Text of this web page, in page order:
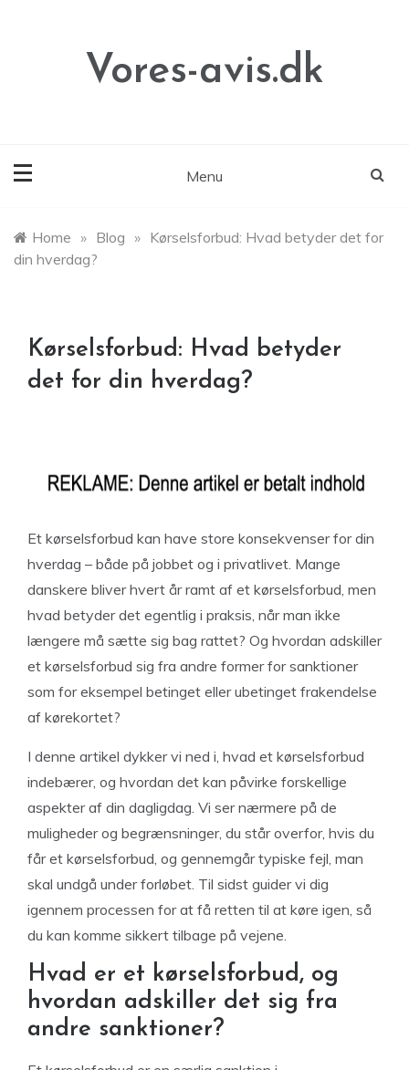
Vores-avis.dk
Menu
Home » Blog » Kørselsforbud: Hvad betyder det for
din hverdag?
Kørselsforbud: Hvad betyder
det for din hverdag?
Et kørselsforbud kan have store konsekvenser for din
hverdag – både på jobbet og i privatlivet. Mange
danskere bliver hvert år ramt af et kørselsforbud, men
hvad betyder det egentlig i praksis, når man ikke
længere må sætte sig bag rattet? Og hvordan adskiller
et kørselsforbud sig fra andre former for sanktioner
som for eksempel betinget eller ubetinget frakendelse
af kørekortet?
I denne artikel dykker vi ned i, hvad et kørselsforbud
indebærer, og hvordan det kan påvirke forskellige
aspekter af din dagligdag. Vi ser nærmere på de
muligheder og begrænsninger, du står overfor, hvis du
får et kørselsforbud, og gennemgår typiske fejl, man
skal undgå under forløbet. Til sidst guider vi dig
igennem processen for at få retten til at køre igen, så
du kan komme sikkert tilbage på vejene.
Hvad er et kørselsforbud, og
hvordan adskiller det sig fra
andre sanktioner?